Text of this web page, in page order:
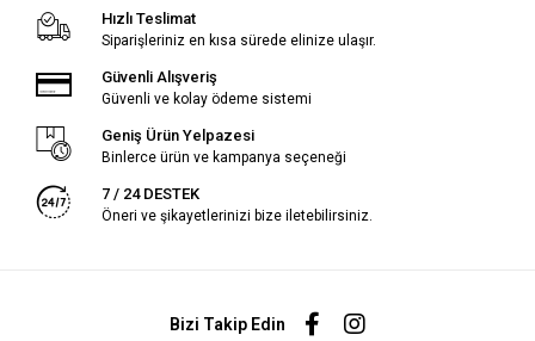
Hızlı Teslimat
Siparişleriniz en kısa sürede elinize ulaşır.
Güvenli Alışveriş
Güvenli ve kolay ödeme sistemi
Geniş Ürün Yelpazesi
Binlerce ürün ve kampanya seçeneği
7 / 24 DESTEK
Öneri ve şikayetlerinizi bize iletebilirsiniz.
Bizi Takip Edin